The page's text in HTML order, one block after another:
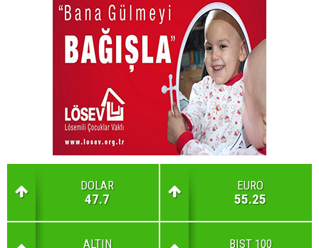
DOLAR
47.7
EURO
55.25
ALTIN BIST 100